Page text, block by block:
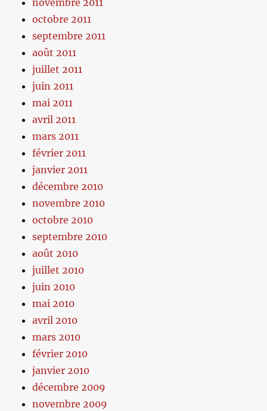
novembre 2011
octobre 2011
septembre 2011
août 2011
juillet 2011
juin 2011
mai 2011
avril 2011
mars 2011
février 2011
janvier 2011
décembre 2010
novembre 2010
octobre 2010
septembre 2010
août 2010
juillet 2010
juin 2010
mai 2010
avril 2010
mars 2010
février 2010
janvier 2010
décembre 2009
novembre 2009